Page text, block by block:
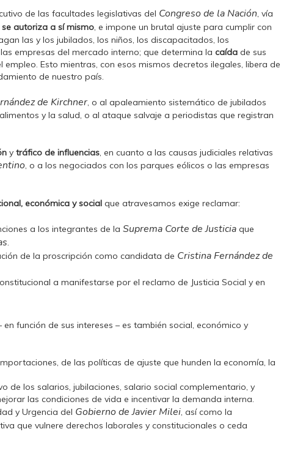
de las facultades legislativas del Congreso de la Nación, vía
se autoriza a sí mismo, e impone un brutal ajuste para cumplir con
las y los jubilados, los niños, los discapacitados, los
empresas del mercado interno; que determina la caída de sus
Esto mientras, con esos mismos decretos ilegales, libera de
de nuestro país.
de Kirchner, o al apaleamiento sistemático de jubilados
y la salud, o al ataque salvaje a periodistas que registran
y tráfico de influencias, en cuanto a las causas judiciales relativas
, o a los negociados con los parques eólicos o las empresas
económica y social que atravesamos exige reclamar:
a los integrantes de la Suprema Corte de Justicia que
.
de la proscripción como candidata de Cristina Fernández de
a manifestarse por el reclamo de Justicia Social y en
función de sus intereses – es también social, económico y
de las políticas de ajuste que hunden la economía, la
de los salarios, jubilaciones, salario social complementario, y
las condiciones de vida e incentivar la demanda interna.
y Urgencia del Gobierno de Javier Milei, así como la
que vulnere derechos laborales y constitucionales o ceda